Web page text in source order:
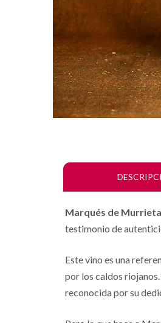
Marqués de
testimonio de
Este vino es una
por los caldos
reconocida por su